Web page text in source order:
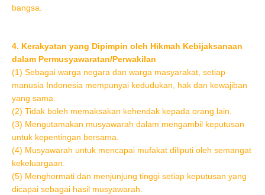
bangsa.
4. Kerakyatan yang Dipimpin oleh Hikmah Kebijaksanaan
dalam Permusyawaratan/Perwakilan
(1) Sebagai warga negara dan warga masyarakat, setiap
manusia Indonesia mempunyai kedudukan, hak dan kewajiban
yang sama.
(2) Tidak boleh memaksakan kehendak kepada orang lain.
(3) Mengutamakan musyawarah dalam mengambil keputusan
untuk kepentingan bersama.
(4) Musyawarah untuk mencapai mufakat diliputi oleh semangat
kekeluargaan.
(5) Menghormati dan menjunjung tinggi setiap keputusan yang
dicapai sebagai hasil musyawarah.